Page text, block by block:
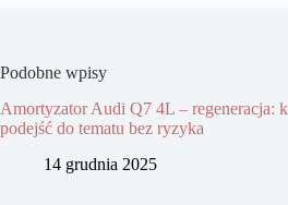
Podobne wpisy
Amortyzator Audi Q7 4L – regeneracja:
podejść do tematu bez ryzyka
14 grudnia 2025